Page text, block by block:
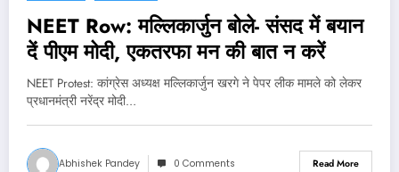
NEET Row: मल्लिकार्जुन बोले- संसद में बयान
दें पीएम मोदी, एकतरफा मन की बात न करें
NEET Protest: कांग्रेस अध्यक्ष मल्लिकार्जुन खरगे ने पेपर लीक मामले को लेकर
प्रधानमंत्री नरेंद्र मोदी…
Abhishek Pandey 0 Comments Read More